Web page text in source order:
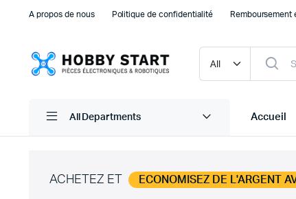
A propos de nous Politique de confidentialité Remboursement
All Departments Accueil
Plaque d’essais Breadboard et PCB
ACHETEZ ET ECONOMISEZ DE L'ARGENT